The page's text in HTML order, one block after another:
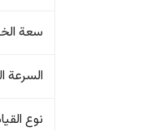
سعة
السرعة
نوع